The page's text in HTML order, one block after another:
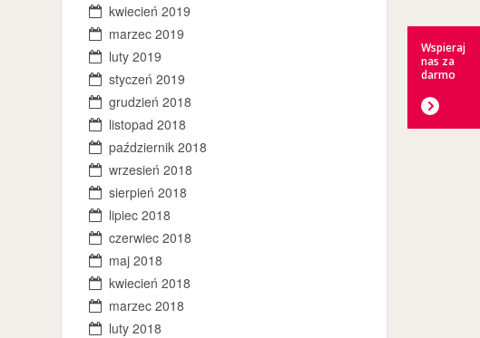
kwiecień 2019
marzec 2019
luty 2019
styczeń 2019
grudzień 2018
listopad 2018
październik 2018
wrzesień 2018
sierpień 2018
lipiec 2018
czerwiec 2018
maj 2018
kwiecień 2018
marzec 2018
luty 2018
Wspieraj
nas za
darmo